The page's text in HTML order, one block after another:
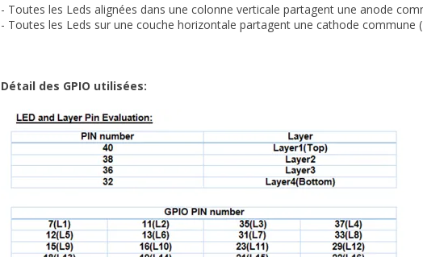
- Toutes les Leds alignées dans une colonne verticale partagent une anode
- Toutes les Leds sur une couche horizontale partagent une cathode commune
Détail des GPIO utilisées: